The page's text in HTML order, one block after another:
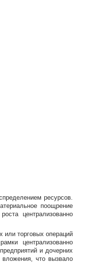
ресурсов.
поощрение
централизованно
или торговых операций
централизованно
и дочерних
вложения, что вызвало